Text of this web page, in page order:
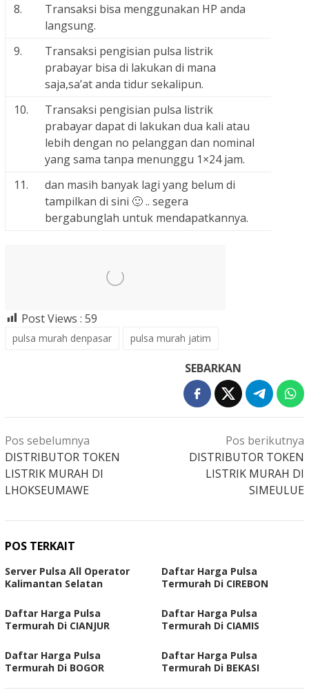
8.
Transaksi bisa menggunakan HP anda
langsung.
9.
Transaksi pengisian pulsa listrik
prabayar bisa di lakukan di mana
saja,sa’at anda tidur sekalipun.
10.
Transaksi pengisian pulsa listrik
prabayar dapat di lakukan dua kali atau
lebih dengan no pelanggan dan nominal
yang sama tanpa menunggu 1×24 jam.
11.
dan masih banyak lagi yang belum di
tampilkan di sini 🙂 .. segera
bergabunglah untuk mendapatkannya.
Post Views : 59
pulsa murah denpasar pulsa murah jatim
SEBARKAN
Navigasi
pos
Pos sebelumnya
DISTRIBUTOR TOKEN
LISTRIK MURAH DI
LHOKSEUMAWE
Pos berikutnya
DISTRIBUTOR TOKEN
LISTRIK MURAH DI
SIMEULUE
POS TERKAIT
Server Pulsa All Operator
Kalimantan Selatan
Daftar Harga Pulsa
Termurah Di CIREBON
Daftar Harga Pulsa
Termurah Di CIANJUR
Daftar Harga Pulsa
Termurah Di CIAMIS
Daftar Harga Pulsa
Termurah Di BOGOR
Daftar Harga Pulsa
Termurah Di BEKASI